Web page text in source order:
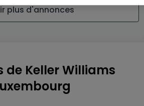
plus d'annonces
de Keller Williams